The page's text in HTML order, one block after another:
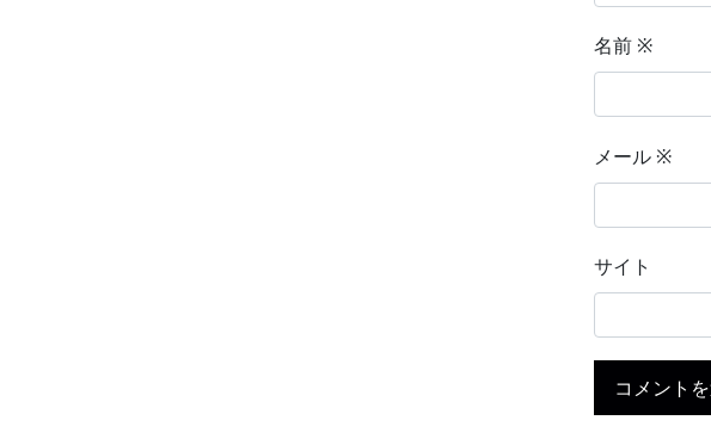
名前 ※
メール ※
サイト